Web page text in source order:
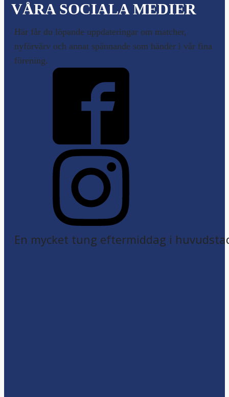
VÅRA SOCIALA MEDIER
Här får du löpande uppdateringar om matcher,
nyförvärv och annat spännande som händer i vår fina
förening.
En mycket tung eftermiddag i